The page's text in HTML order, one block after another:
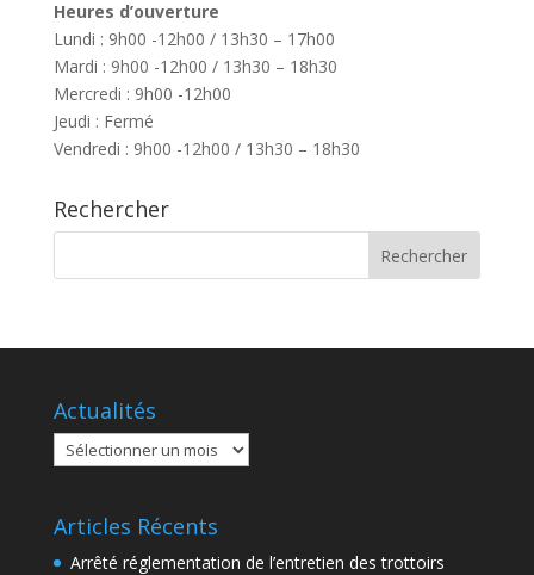
Heures d’ouverture
Lundi : 9h00 -12h00 / 13h30 – 17h00
Mardi : 9h00 -12h00 / 13h30 – 18h30
Mercredi : 9h00 -12h00
Jeudi : Fermé
Vendredi : 9h00 -12h00 / 13h30 – 18h30
Rechercher
Actualités
Actualités
Articles Récents
Arrêté réglementation de l’entretien des trottoirs